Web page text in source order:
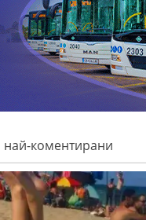
най-коментирани